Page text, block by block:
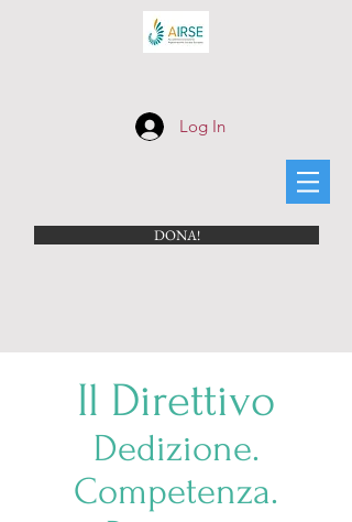
Log In
DONA!
Il Direttivo
Dedizione.
Competenza.